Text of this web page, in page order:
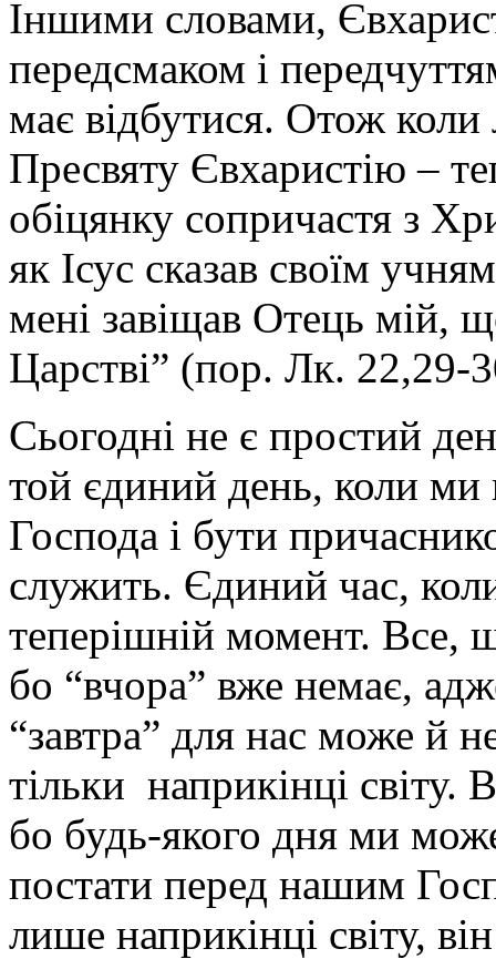
Іншими словами,
передсмаком і
має відбутися. Отож
Пресвяту Євхаристію –
обіцянку сопричастя з
як Ісус сказав своїм
мені завіщав Отець мій,
Царстві” (пор. Лк. 22,29-
Сьогодні не є простий
той єдиний день, коли
Господа і бути
служить. Єдиний час,
теперішній момент. Все,
бо “вчора” вже немає,
“завтра” для нас може й
тільки наприкінці світу.
бо будь-якого дня ми
постати перед нашим
лише наприкінці світу,